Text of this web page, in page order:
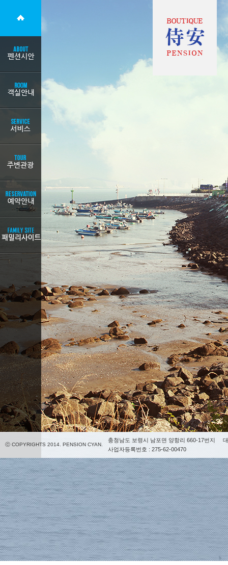
ⓒ COPYRIGHTS 2014. PENSION CYAN.
충청남도 보령시 남포면 양항리 660-17번지
사업자등록번호 : 275-62-00470